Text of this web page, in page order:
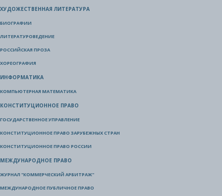
ХУДОЖЕСТВЕННАЯ ЛИТЕРАТУРА
БИОГРАФИИ
ЛИТЕРАТУРОВЕДЕНИЕ
РОССИЙСКАЯ ПРОЗА
ХОРЕОГРАФИЯ
ИНФОРМАТИКА
КОМПЬЮТЕРНАЯ МАТЕМАТИКА
КОНСТИТУЦИОННОЕ ПРАВО
ГОСУДАРСТВЕННОЕ УПРАВЛЕНИЕ
КОНСТИТУЦИОННОЕ ПРАВО ЗАРУБЕЖНЫХ СТРАН
КОНСТИТУЦИОННОЕ ПРАВО РОССИИ
МЕЖДУНАРОДНОЕ ПРАВО
ЖУРНАЛ "КОММЕРЧЕСКИЙ АРБИТРАЖ"
МЕЖДУНАРОДНОЕ ПУБЛИЧНОЕ ПРАВО